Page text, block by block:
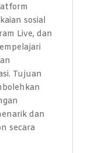
sosial
Live, dan
Tujuan
dan
secara